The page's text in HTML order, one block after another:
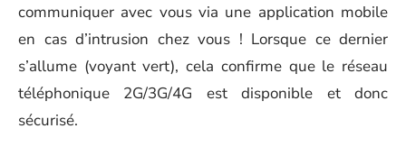
communiquer avec vous via une application mobile
en cas d’intrusion chez vous ! Lorsque ce dernier
s’allume (voyant vert), cela confirme que le réseau
téléphonique 2G/3G/4G est disponible et donc
sécurisé.